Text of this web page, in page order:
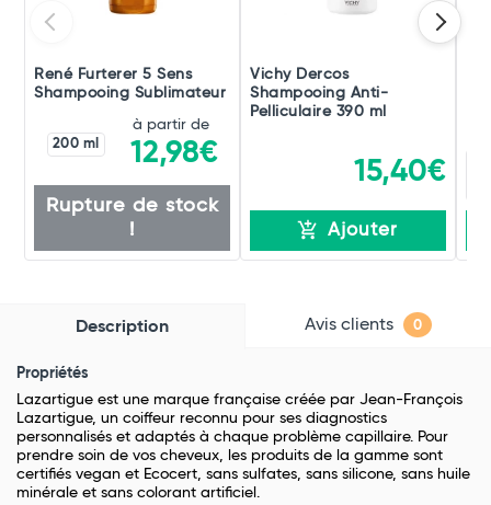
René Furterer 5 Sens
Shampooing Sublimateur
200 ml
à partir de
12,98€
Rupture de stock
!
Vichy Dercos
Shampooing Anti-
Pelliculaire 390 ml
15,40€
Ajouter
Description Avis clients 0
Propriétés
Lazartigue est une marque française créée par Jean-François
Lazartigue, un coiffeur reconnu pour ses diagnostics
personnalisés et adaptés à chaque problème capillaire. Pour
prendre soin de vos cheveux, les produits de la gamme sont
certifiés vegan et Ecocert, sans sulfates, sans silicone, sans huile
minérale et sans colorant artificiel.